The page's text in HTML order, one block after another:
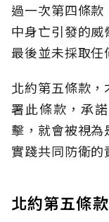
過一次第四條
中身亡引發的威
最後並未採取任
北約第五條款
署此條款，承
擊，就會被視
實踐共同防衛的
北約第五條